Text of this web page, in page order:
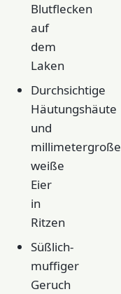
Blutflecken
auf
dem
Laken
Durchsichtige
Häutungshäute
und
millimetergroße
weiße
Eier
in
Ritzen
Süßlich-
muffiger
Geruch